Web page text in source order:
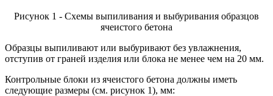
Рисунок 1 - Схемы выпиливания и выбуривания образцов
ячеистого бетона
Образцы выпиливают или выбуривают без увлажнения,
отступив от граней изделия или блока не менее чем на 20 мм.
Контрольные блоки из ячеистого бетона должны иметь
следующие размеры (см. рисунок 1), мм: